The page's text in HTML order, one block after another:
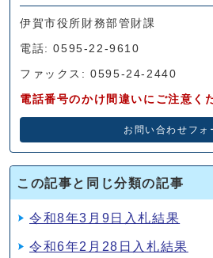
伊賀市役所財務部管財課
電話: 0595-22-9610
ファックス: 0595-24-2440
電話番号のかけ間違いにご注意く
お問い合わせフォ
この記事と同じ分類の記事
令和8年3月9日入札結果
令和6年2月28日入札結果